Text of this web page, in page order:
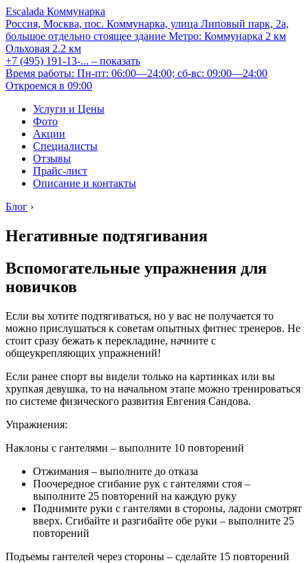
Escalada Коммунарка
Россия, Москва, пос. Коммунарка, улица Липовый парк, 2а,
большое отдельно стоящее здание Метро: Коммунарка 2 км
Ольховая 2.2 км
+7 (495) 191-13-... – показать
Время работы: Пн-пт: 06:00—24:00; сб-вс: 09:00—24:00
Откроемся в 09:00
Услуги и Цены
Фото
Акции
Специалисты
Отзывы
Прайс-лист
Описание и контакты
Блог ›
Негативные подтягивания
Вспомогательные упражнения для
новичков
Если вы хотите подтягиваться, но у вас не получается то
можно прислушаться к советам опытных фитнес тренеров. Не
стоит сразу бежать к перекладине, начните с
общеукрепляющих упражнений!
Если ранее спорт вы видели только на картинках или вы
хрупкая девушка, то на начальном этапе можно тренироваться
по системе физического развития Евгения Сандова.
Упражнения:
Наклоны с гантелями – выполните 10 повторений
Отжимания – выполните до отказа
Поочередное сгибание рук с гантелями стоя –
выполните 25 повторений на каждую руку
Поднимите руки с гантелями в стороны, ладони смотрят
вверх. Сгибайте и разгибайте обе руки – выполните 25
повторений
Подъемы гантелей через стороны – сделайте 15 повторений